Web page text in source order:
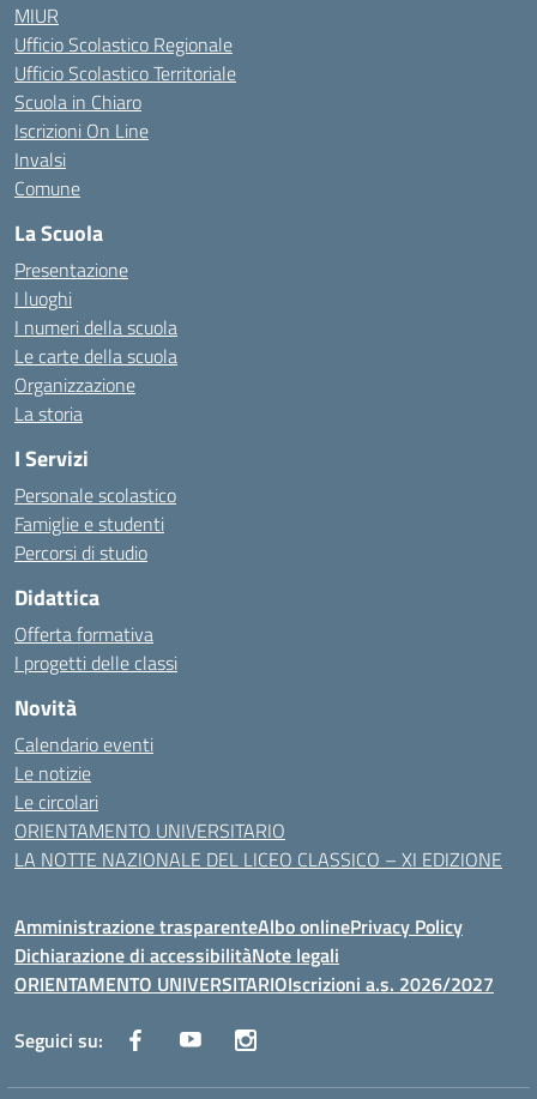
MIUR
Ufficio Scolastico Regionale
Ufficio Scolastico Territoriale
Scuola in Chiaro
Iscrizioni On Line
Invalsi
Comune
La Scuola
Presentazione
I luoghi
I numeri della scuola
Le carte della scuola
Organizzazione
La storia
I Servizi
Personale scolastico
Famiglie e studenti
Percorsi di studio
Didattica
Offerta formativa
I progetti delle classi
Novità
Calendario eventi
Le notizie
Le circolari
ORIENTAMENTO UNIVERSITARIO
LA NOTTE NAZIONALE DEL LICEO CLASSICO – XI EDIZIONE
Amministrazione trasparenteAlbo onlinePrivacy Policy
Dichiarazione di accessibilitàNote legali
ORIENTAMENTO UNIVERSITARIOIscrizioni a.s. 2026/2027
Seguici su: